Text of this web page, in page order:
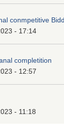
conmpetitive
- 17:14
completition
- 12:57
- 11:18